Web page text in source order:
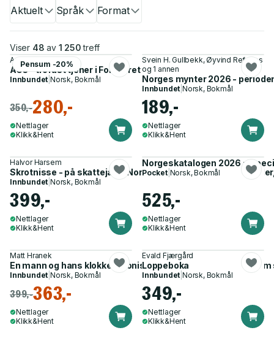
Aktuelt Språk Format
Viser 48 av 1 250 treff
Pensum -20%
Askild Antonsen
AG3 - trofast tjener i Forsvaret gjennom femti år
Innbundet |Norsk, Bokmål
350,-280,-
Nettlager
Klikk&Hent
Svein H. Gullbekk, Øyvind Refsnes
og 1 annen
Norges mynter 2026 -
Innbundet |Norsk, Bokmål
189,-
Nettlager
Klikk&Hent
Halvor Harsem
Skrotnisse - på skattejakt i Norge : din guide til
Innbundet |Norsk, Bokmål
399,-
Nettlager
Klikk&Hent
Norgeskatalogen 2026 =
Pocket| Norsk, Bokmål
525,-
Nettlager
Klikk&Hent
Matt Hranek
En mann og hans klokke - ikoniske klokker og historien til
Innbundet |Norsk, Bokmål
399,-363,-
Nettlager
Klikk&Hent
Evald Fjærgård
Loppeboka
Innbundet |Norsk, Bokmål
349,-
Nettlager
Klikk&Hent